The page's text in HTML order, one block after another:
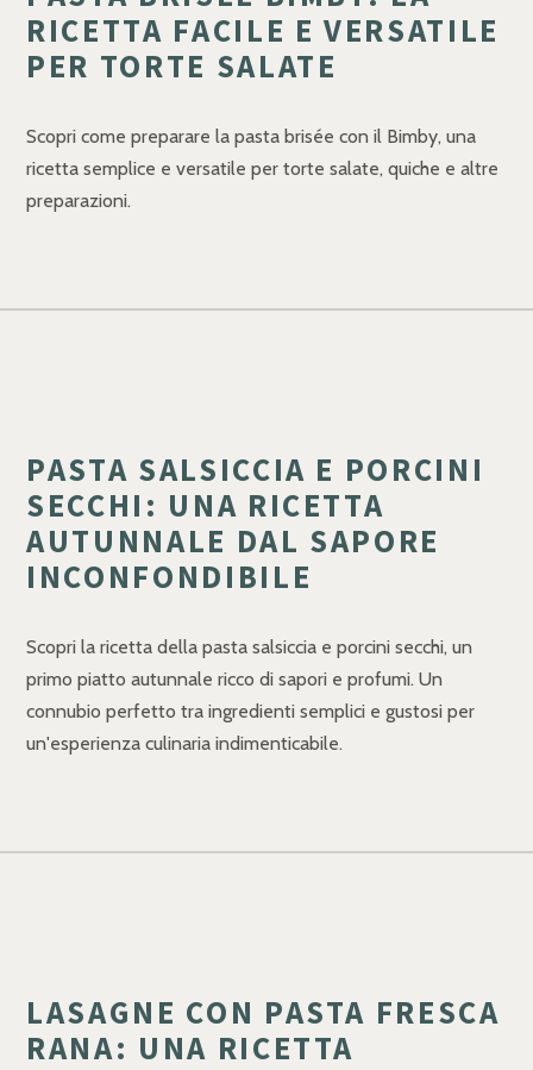
RICETTA FACILE E VERSATILE
PER TORTE SALATE
Scopri come preparare la pasta brisée con il Bimby, una
ricetta semplice e versatile per torte salate, quiche e altre
preparazioni.
PASTA SALSICCIA E PORCINI
SECCHI: UNA RICETTA
AUTUNNALE DAL SAPORE
INCONFONDIBILE
Scopri la ricetta della pasta salsiccia e porcini secchi, un
primo piatto autunnale ricco di sapori e profumi. Un
connubio perfetto tra ingredienti semplici e gustosi per
un'esperienza culinaria indimenticabile.
LASAGNE CON PASTA FRESCA
RANA: UNA RICETTA